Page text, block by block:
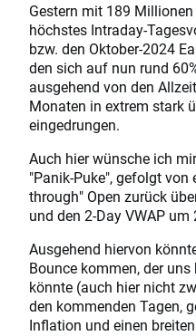
Gestern mit 189
höchstes Intraday-
bzw. den Oktober-2024
den sich auf nun rund
ausgehend von den
Monaten in extrem stark
eingedrungen.
Auch hier wünsche ich
"Panik-Puke", gefolgt
through" Open zurück
und den 2-Day VWAP um
Ausgehend hiervon
Bounce kommen, der
könnte (auch hier nicht
den kommenden Tagen,
Inflation und einen